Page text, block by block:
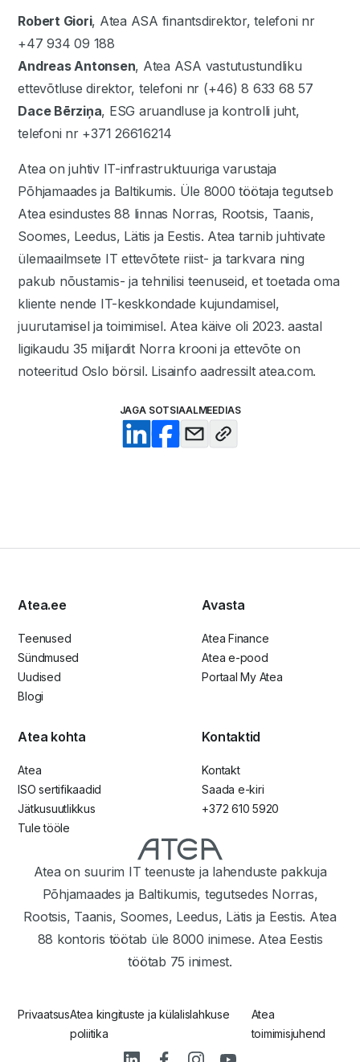
Robert Giori, Atea ASA finantsdirektor, telefoni nr
+47 934 09 188
Andreas Antonsen, Atea ASA vastutustundliku
ettevõtluse direktor, telefoni nr (+46) 8 633 68 57
Dace Bērziņa, ESG aruandluse ja kontrolli juht,
telefoni nr +371 26616214
Atea on juhtiv IT-infrastruktuuriga varustaja
Põhjamaades ja Baltikumis. Üle 8000 töötaja tegutseb
Atea esindustes 88 linnas Norras, Rootsis, Taanis,
Soomes, Leedus, Lätis ja Eestis. Atea tarnib juhtivate
ülemaailmsete IT ettevõtete riist- ja tarkvara ning
pakub nõustamis- ja tehnilisi teenuseid, et toetada oma
kliente nende IT-keskkondade kujundamisel,
juurutamisel ja toimimisel. Atea käive oli 2023. aastal
ligikaudu 35 miljardit Norra krooni ja ettevõte on
noteeritud Oslo börsil. Lisainfo aadressilt atea.com.
JAGA SOTSIAALMEEDIAS
Atea on suurim IT teenuste ja lahenduste pakkuja
Põhjamaades ja Baltikumis, tegutsedes Norras,
Rootsis, Taanis, Soomes, Leedus, Lätis ja Eestis. Atea
88 kontoris töötab üle 8000 inimese. Atea Eestis
töötab 75 inimest.
Atea.ee
Teenused
Sündmused
Uudised
Blogi
Avasta
Atea Finance
Atea e-pood
Portaal My Atea
Atea kohta
Atea
ISO sertifikaadid
Jätkusuutlikkus
Tule tööle
Kontaktid
Kontakt
Saada e-kiri
+372 610 5920
PrivaatsusAtea kingituste ja külalislahkuse
poliitika
Atea
toimimisjuhend